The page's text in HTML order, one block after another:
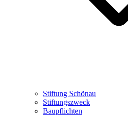
Stiftung Schönau
Stiftungszweck
Baupflichten